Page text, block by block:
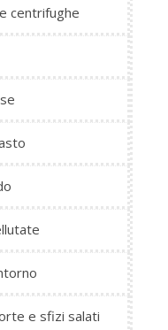
centrifughe
e sfizi salati